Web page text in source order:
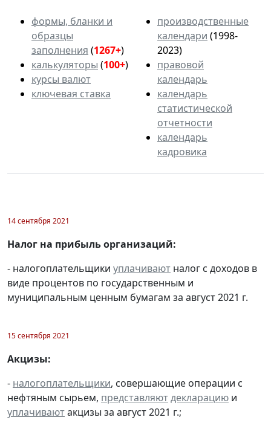
формы, бланки и
образцы
заполнения (1267+)
калькуляторы (100+)
курсы валют
ключевая ставка
производственные
календари (1998-
2023)
правовой
календарь
календарь
статистической
отчетности
календарь
кадровика
14 сентября 2021
Налог на прибыль организаций:
- налогоплательщики уплачивают налог с доходов в
виде процентов по государственным и
муниципальным ценным бумагам за август 2021 г.
15 сентября 2021
Акцизы:
- налогоплательщики, совершающие операции с
нефтяным сырьем, представляютдекларацию и
уплачиваютакцизы за август 2021 г.;